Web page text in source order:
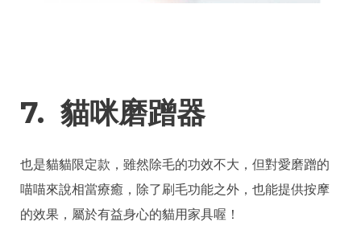
7. 貓咪磨蹭器
也是貓貓限定款，雖然除毛的功效不大，但對愛磨蹭的
喵喵來說相當療癒，除了刷毛功能之外，也能提供按摩
的效果，屬於有益身心的貓用家具喔！